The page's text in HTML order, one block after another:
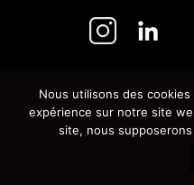
Nous utilisons des
expérience sur notre site
site, nous